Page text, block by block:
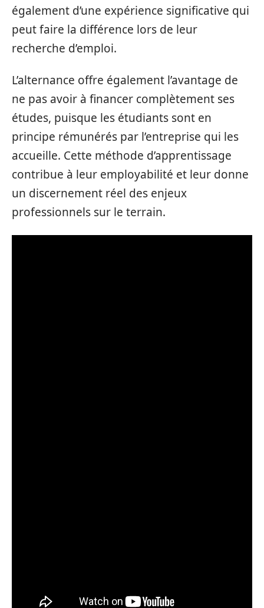
également d’une expérience significative qui
peut faire la différence lors de leur
recherche d’emploi.
L’alternance offre également l’avantage de
ne pas avoir à financer complètement ses
études, puisque les étudiants sont en
principe rémunérés par l’entreprise qui les
accueille. Cette méthode d’apprentissage
contribue à leur employabilité et leur donne
un discernement réel des enjeux
professionnels sur le terrain.